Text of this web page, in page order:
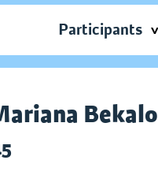
Participants
Bekalo